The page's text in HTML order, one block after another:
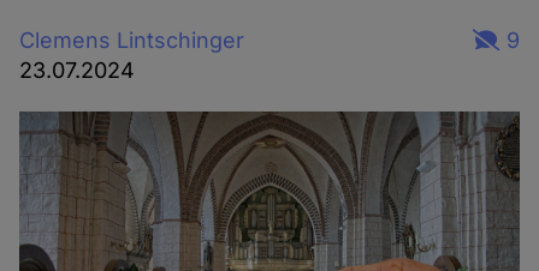
Clemens Lintschinger
23.07.2024
9